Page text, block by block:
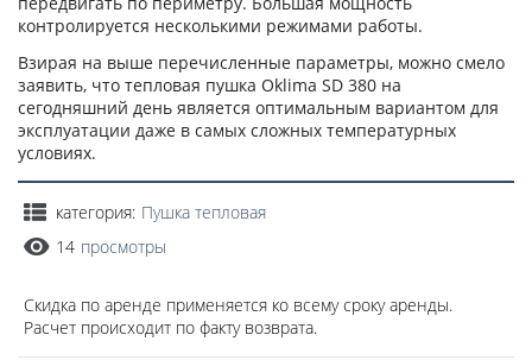
контролируется несколькими режимами работы.
Взирая на выше перечисленные параметры, можно смело
заявить, что тепловая пушка Oklima SD 380 на
сегодняшний день является оптимальным вариантом для
эксплуатации даже в самых сложных температурных
условиях.
категория: Пушка тепловая
14 просмотры
Скидка по аренде применяется ко всему сроку аренды.
Расчет происходит по факту возврата.